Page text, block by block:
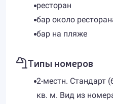
ресторан
бар около
бар на пляже
Типы номеров
2-местн. Стандарт
кв. м. Вид из